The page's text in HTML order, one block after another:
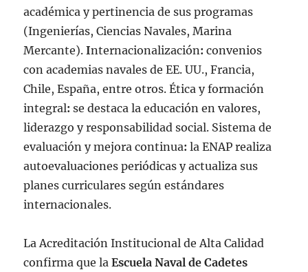
académica y pertinencia de sus programas
(Ingenierías, Ciencias Navales, Marina
Mercante). Internacionalización:convenios
con academias navales de EE. UU., Francia,
Chile, España, entre otros. Ética y formación
integral:se destaca la educación en valores,
liderazgo y responsabilidad social. Sistema de
evaluación y mejora continua:la ENAP realiza
autoevaluaciones periódicas y actualiza sus
planes curriculares según estándares
internacionales.
La Acreditación Institucional de Alta Calidad
confirma que laEscuela Naval de Cadetes